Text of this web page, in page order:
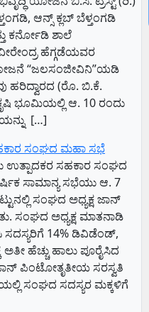
ಆನ್ಸ್ ಕ್ಲಬ್ ಬೆಳ್ತಂಗಡಿ
ಕರ್ನೋಡಿ ಶಾಲೆ
ಹೆಗ್ಗಡೆಯವರ
“ಜಲಸಂಜೀವಿನಿ”ಯಡಿ
ಹರಿದ್ವಾರದ (ರೊ. ಬಿ.ಕೆ.
ಭೂಮಿಯಲ್ಲಿ ಆ. 10 ರಂದು
[…]
ಸಂಘದ ಮಹಾ ಸಭೆ
ಉತ್ಪಾದಕರ ಸಹಕಾರ ಸಂಘದ
ಸಾಮಾನ್ಯ ಸಭೆಯು ಆ. 7
ಸಂಘದ ಅಧ್ಯಕ್ಷ ಜಾನ್
ಸಂಘದ ಅಧ್ಯಕ್ಷ ಮಾತನಾಡಿ
ಸದಸ್ಯರಿಗೆ 14% ಡಿವಿಡೆಂಡ್,
ಹೆಚ್ಚು ಹಾಲು ಪೂರೈಸಿದ
ಪಿಂಟೋತೃತೀಯ ಸರಸ್ವತಿ
ಸಂಘದ ಸದಸ್ಯರ ಮಕ್ಕಳಿಗೆ